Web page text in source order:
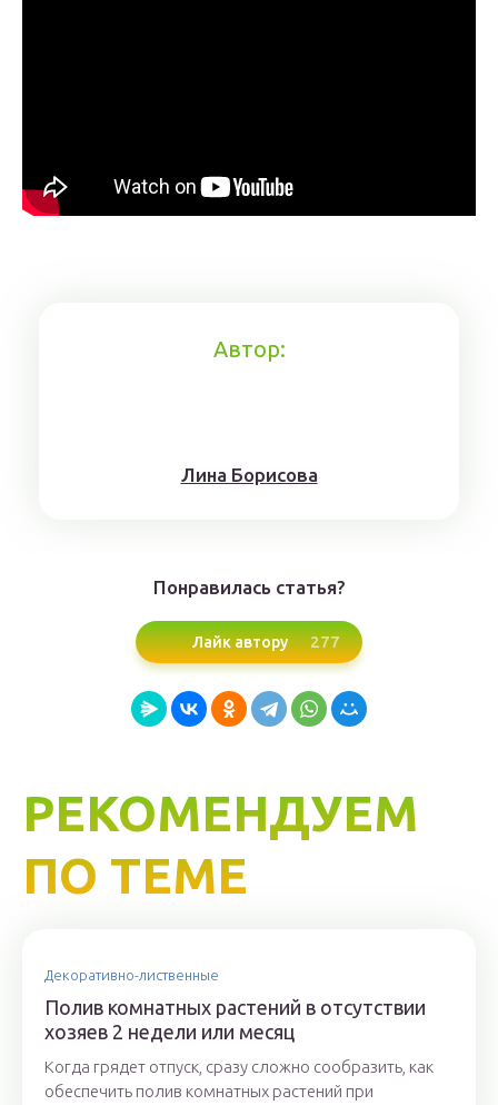
Автор:
Лина Борисoвa
Понравилась статья?
Лайк автору 277
РЕКОМЕНДУЕМ
ПО ТЕМЕ
Декоративно-лиственные
Полив комнатных растений в отсутствии
хозяев 2 недели или месяц
Когда грядет отпуск, сразу сложно сообразить, как
обеспечить полив комнатных растений при